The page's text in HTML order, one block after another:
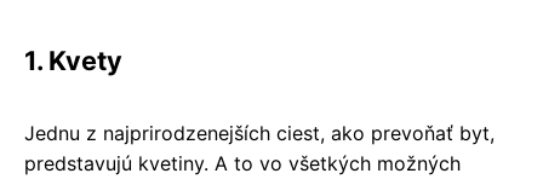
1. Kvety
Jednu z najprirodzenejších ciest, ako prevoňať byt,
predstavujú kvetiny. A to vo všetkých možných